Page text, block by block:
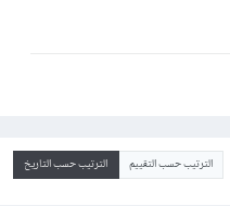
الترتيب حسب التقييم الترتيب حسب التاريخ